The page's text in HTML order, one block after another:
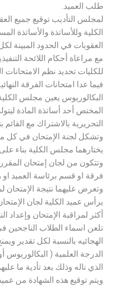
طلب العميد.
لمجلس التأديب توقيع جميع
الكلية وللأساتذة والأساتذة
العقوبات في الحدود المبينة
مع مراعاة أحكام اللائحة
للكليات تحديد نظم الامتحانات
فيما عدا امتحانات الفرقة
البكالوريوس يعين مجلس
المختص أحد أساتذة المادة
التحريرية بالاشتراك مع القائم
وتشكل لجنة الإمتحان في كل
يختارهما مجلس الكلية بناء
وتتكون من لجان إمتحان
فرقة او قسم برئاسة العميد
وتعرض عليهما نتيجة الإمتحان
يرأس عميد الكلية لجان
أكثر لمراقبة الإمتحان وإعداد
تلعن اسماء الطلاب الناجحين
الهجائيه بالنسبة لكل تقدير
الدرجة العلمية ( البكالوريوس
الذي ناله وذلك بعد تأدية ما
ويتم توقيع هذه الشهادة من